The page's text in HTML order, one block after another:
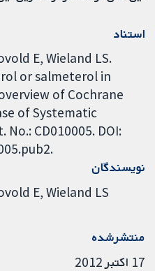
استناد
E, Wieland LS.
or salmeterol in
of Cochrane
of Systematic
No.: CD010005. DOI:
نویسندگان
E Wieland LS
منتشرشده
17 اکتبر 2012